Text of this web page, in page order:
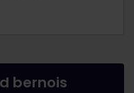
bernois